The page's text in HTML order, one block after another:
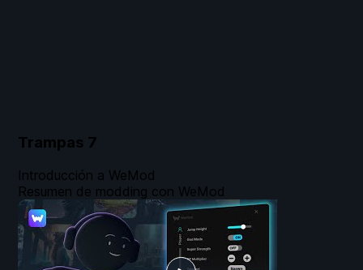
Trampas 7
Introducción a WeMod
Resumen de modding con WeMod